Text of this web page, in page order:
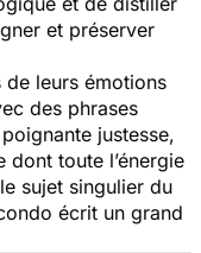
et préserver
leurs émotions
des phrases
justesse,
dont toute l’énergie
sujet singulier du
écrit un grand